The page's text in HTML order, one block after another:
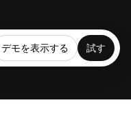
デモを表示する 試す